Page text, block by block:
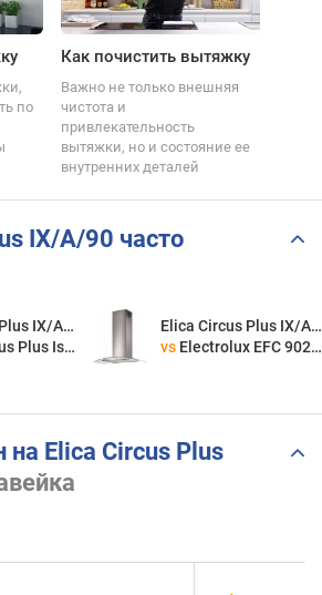
по
Как почистить вытяжку
Важно не только внешняя
чистота и
привлекательность
вытяжки, но и состояние ее
внутренних деталей
IX/A/90 часто
Elica Circus Plus IX/A/90
Island IX/A/90
Elica Circus Plus IX/A/90
vs Electrolux EFC 90245
Elica Circus Plus